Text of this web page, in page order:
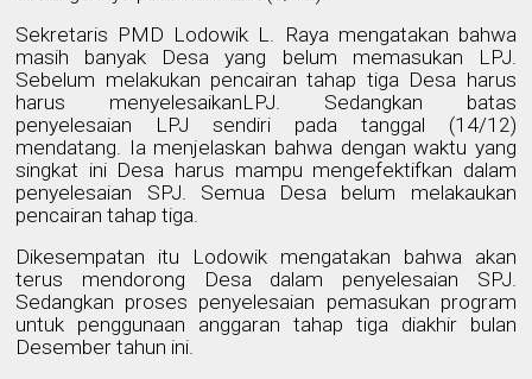
Sekretaris PMD Lodowik L. Raya mengatakan bahwa
masih banyak Desa yang belum memasukan LPJ.
Sebelum melakukan pencairan tahap tiga Desa harus
harus menyelesaikanLPJ. Sedangkan batas
penyelesaian LPJ sendiri pada tanggal (14/12)
mendatang. Ia menjelaskan bahwa dengan waktu yang
singkat ini Desa harus mampu mengefektifkan dalam
penyelesaian SPJ. Semua Desa belum melakaukan
pencairan tahap tiga.
Dikesempatan itu Lodowik mengatakan bahwa akan
terus mendorong Desa dalam penyelesaian SPJ.
Sedangkan proses penyelesaian pemasukan program
untuk penggunaan anggaran tahap tiga diakhir bulan
Desember tahun ini.